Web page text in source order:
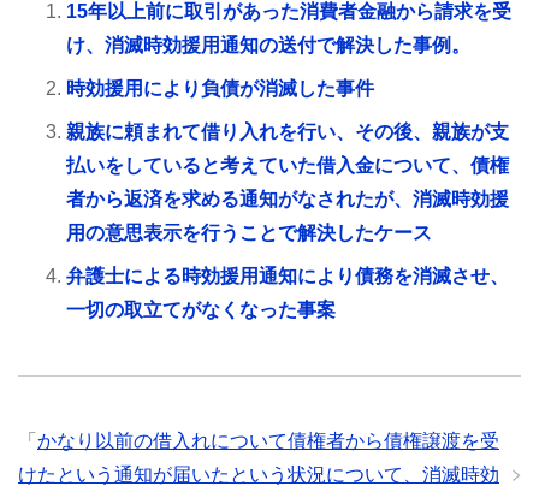
15年以上前に取引があった消費者金融から請求を受
け、消滅時効援用通知の送付で解決した事例。
時効援用により負債が消滅した事件
親族に頼まれて借り入れを行い、その後、親族が支
払いをしていると考えていた借入金について、債権
者から返済を求める通知がなされたが、消滅時効援
用の意思表示を行うことで解決したケース
弁護士による時効援用通知により債務を消滅させ、
一切の取立てがなくなった事案
「 かなり以前の借入れについて債権者から債権譲渡を受
けたという通知が届いたという状況について、消滅時効